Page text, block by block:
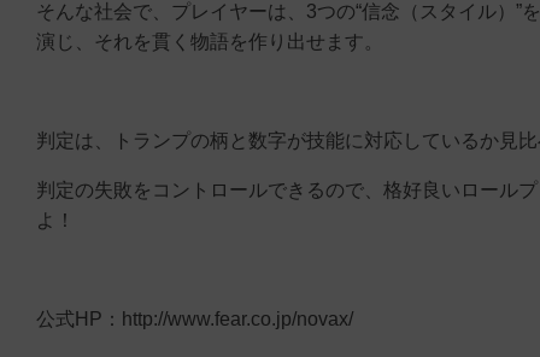
そんな社会で、プレイヤーは、3つの“信念（スタイル）”
演じ、それを貫く物語を作り出せます。
判定は、トランプの柄と数字が技能に対応しているか見
判定の失敗をコントロールできるので、格好良いロール
よ！
公式HP：http://www.fear.co.jp/novax/